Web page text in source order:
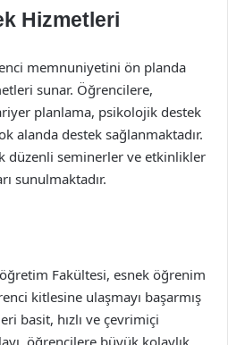
Hizmetleri
memnuniyetini ön planda
sunar. Öğrencilere,
planlama, psikolojik destek
alanda destek sağlanmaktadır.
düzenli seminerler ve etkinlikler
sunulmaktadır.
Fakültesi, esnek öğrenim
kitlesine ulaşmayı başarmış
basit, hızlı ve çevrimiçi
öğrencilere büyük kolaylık